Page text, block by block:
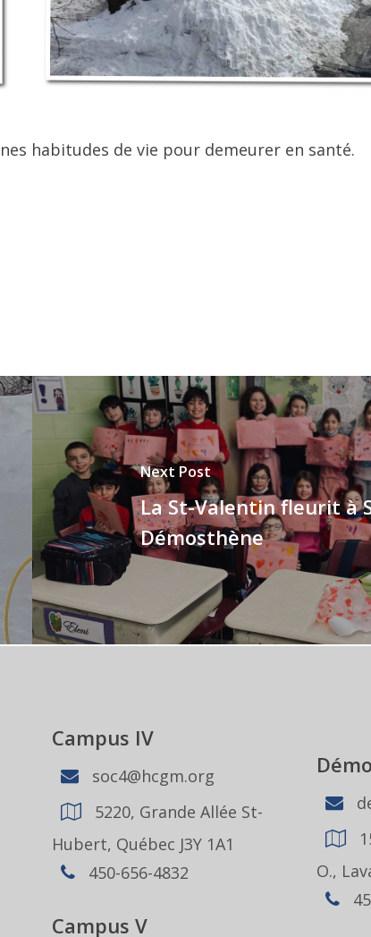
habitudes de vie pour demeurer en santé.
Next Post
La St-Valentin fleurit à
Démosthène
Campus IV
soc4@hcgm.org
5220, Grande Allée St-
Hubert, Québec J3Y 1A1
450-656-4832
Campus V
O.,